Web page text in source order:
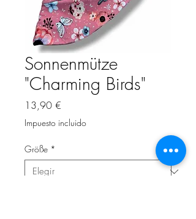
Sonnenmütze
"Charming Birds"
13,90 €
Impuesto incluido
Größe *